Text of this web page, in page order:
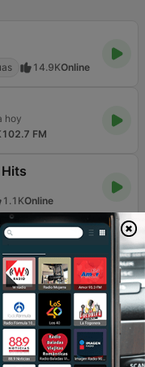
14.9KOnline
hoy
102.7 FM
1.1KOnline
Antiguas
9.4K
28191.8 FM